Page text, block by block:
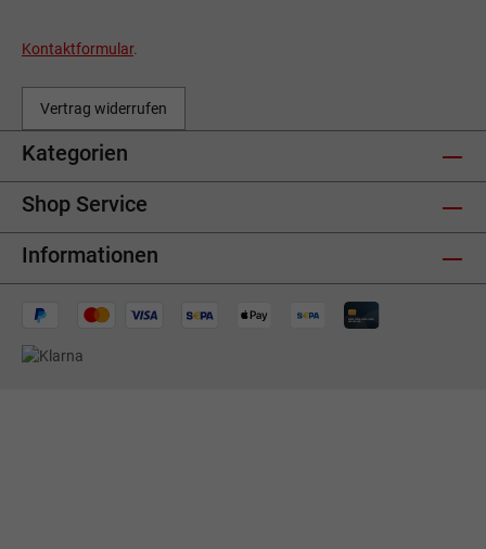
Kontaktformular.
Vertrag widerrufen
Kategorien
Shop Service
Informationen